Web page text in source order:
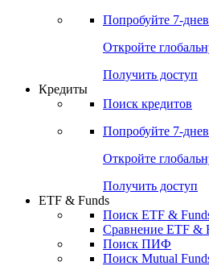
Попробуйте 7-
Откройте
Получить доступ
Кредиты
Поиск кредитов
Попробуйте 7-
Откройте
Получить доступ
ETF & Funds
Поиск ETF &
Сравнение ETF &
Поиск ПИФ
Поиск Mutual